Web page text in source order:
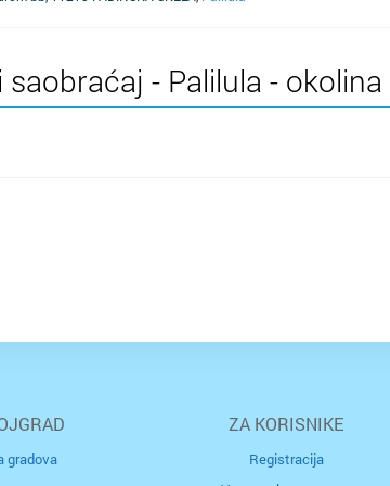
- Palilula - okolina
gradova
ZA KORISNIKE
Registracija